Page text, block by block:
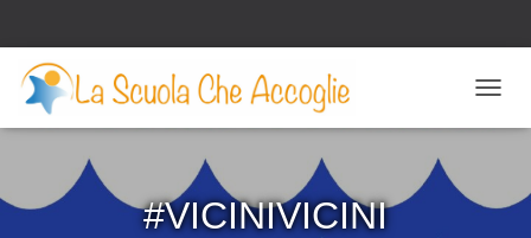
A
#VICINIVICINI